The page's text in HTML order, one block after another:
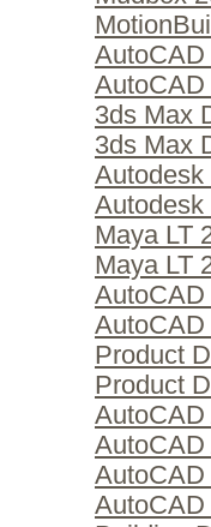
AutoCAD
AutoCAD
3ds Max
3ds Max
Autodesk
Autodesk
Maya LT
Maya LT
Product
Product
AutoCAD
AutoCAD